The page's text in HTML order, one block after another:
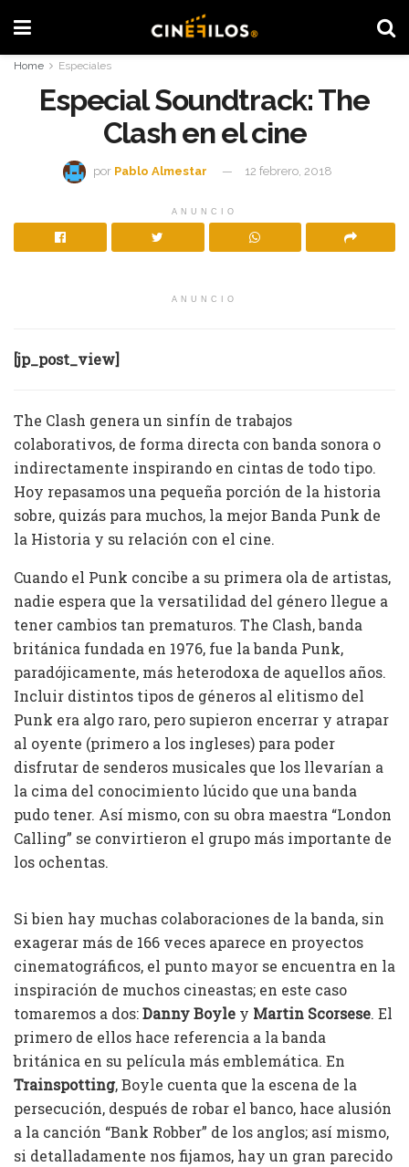
Home Especiales
Especial Soundtrack: The
Clash en el cine
por Pablo Almestar 12 febrero, 2018
ANUNCIO
ANUNCIO
[jp_post_view]
The Clash genera un sinfín de trabajos
colaborativos, de forma directa con banda sonora o
indirectamente inspirando en cintas de todo tipo.
Hoy repasamos una pequeña porción de la historia
sobre, quizás para muchos, la mejor Banda Punk de
la Historia y su relación con el cine.
Cuando el Punk concibe a su primera ola de artistas,
nadie espera que la versatilidad del género llegue a
tener cambios tan prematuros. The Clash, banda
británica fundada en 1976, fue la banda Punk,
paradójicamente, más heterodoxa de aquellos años.
Incluir distintos tipos de géneros al elitismo del
Punk era algo raro, pero supieron encerrar y atrapar
al oyente (primero a los ingleses) para poder
disfrutar de senderos musicales que los llevarían a
la cima del conocimiento lúcido que una banda
pudo tener. Así mismo, con su obra maestra “London
Calling” se convirtieron el grupo más importante de
los ochentas.
Si bien hay muchas colaboraciones de la banda, sin
exagerar más de 166 veces aparece en proyectos
cinematográficos, el punto mayor se encuentra en la
inspiración de muchos cineastas; en este caso
tomaremos a dos:Danny Boyle y Martin Scorsese. El
primero de ellos hace referencia a la banda
británica en su película más emblemática. En
Trainspotting, Boyle cuenta que la escena de la
persecución, después de robar el banco, hace alusión
a la canción “Bank Robber” de los anglos; así mismo,
si detalladamente nos fijamos, hay un gran parecido